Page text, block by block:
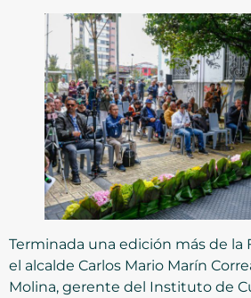
Terminada una edición más de la
el alcalde Carlos Mario Marín
Molina, gerente del Instituto de